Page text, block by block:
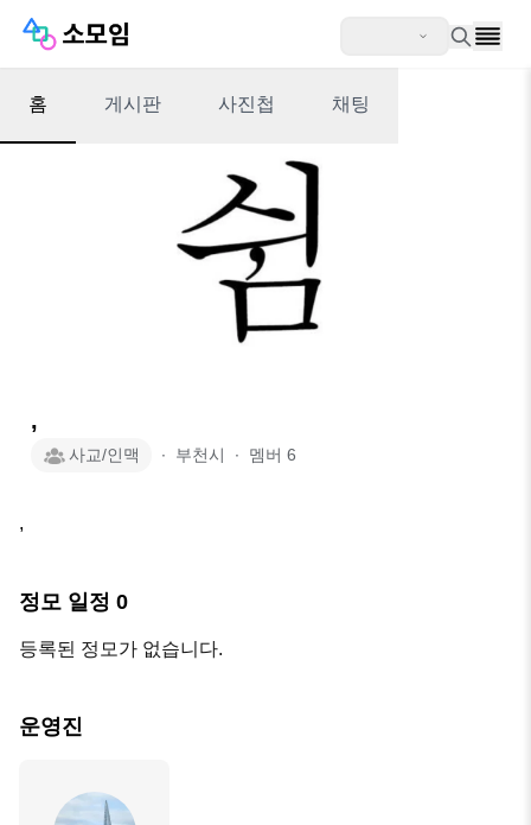
홈 게시판 사진첩 채팅
,
사교/인맥 ∙ 부천시 ∙ 멤버 6
,
정모 일정 0
등록된 정모가 없습니다.
운영진